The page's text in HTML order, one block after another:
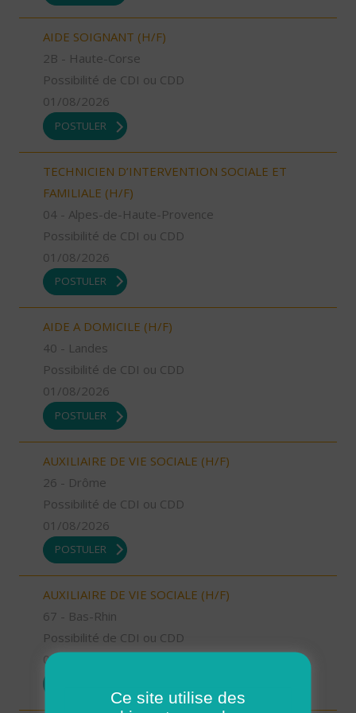
AIDE SOIGNANT (H/F)
2B - Haute-Corse
Possibilité de CDI ou CDD
01/08/2026
POSTULER
TECHNICIEN D’INTERVENTION SOCIALE ET
FAMILIALE (H/F)
04 - Alpes-de-Haute-Provence
Possibilité de CDI ou CDD
01/08/2026
POSTULER
AIDE A DOMICILE (H/F)
40 - Landes
Possibilité de CDI ou CDD
01/08/2026
POSTULER
AUXILIAIRE DE VIE SOCIALE (H/F)
26 - Drôme
Possibilité de CDI ou CDD
01/08/2026
POSTULER
AUXILIAIRE DE VIE SOCIALE (H/F)
67 - Bas-Rhin
Possibilité de CDI ou CDD
01/08/2026
Ce site utilise des